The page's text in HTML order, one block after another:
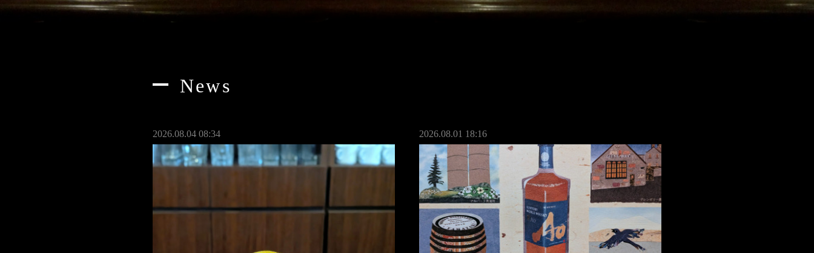
News
2026.08.04 08:34 2026.08.01 18:16